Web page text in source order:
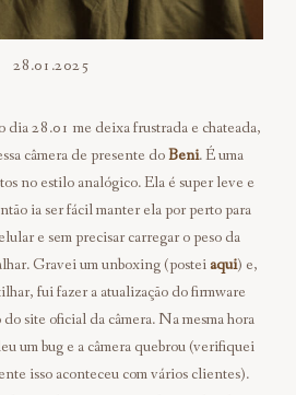
28.01.2025
28.01 me deixa frustrada e chateada,
câmera de presente doBeni. É uma
no estilo analógico. Ela é super leve e
ia ser fácil manter ela por perto para
e sem precisar carregar o peso da
Gravei um unboxing (posteiaqui) e,
fui fazer a atualização do firmware
do site oficial da câmera. Na mesma hora
um bug e a câmera quebrou (verifiquei
isso aconteceu com vários clientes).